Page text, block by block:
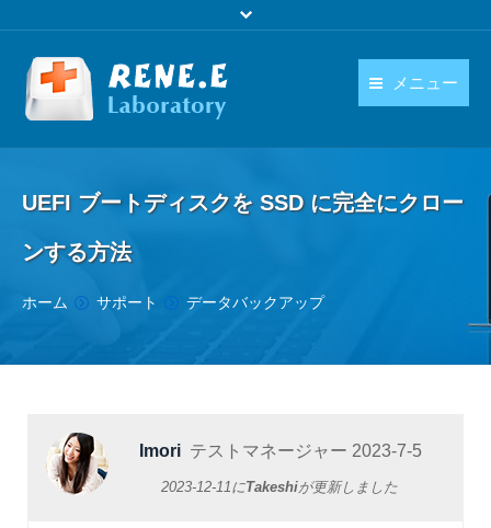
メニュー
ダウンロード
操作ガイド
日本語
language
UEFI ブートディスクを SSD に完全にクロー
ンする方法
You are here:
ホーム サポート データバックアップ
Imori テストマネージャー 2023-7-5
2023-12-11にTakeshiが更新しました